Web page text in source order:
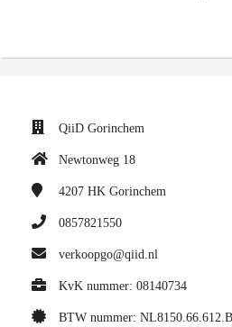
QiiD Gorinchem
Newtonweg 18
4207 HK Gorinchem
0857821550
verkoopgo@qiid.nl
KvK nummer: 08140734
BTW nummer: